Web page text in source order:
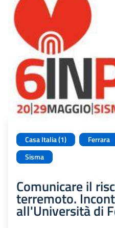
Casa Italia (1)
Ferrara
Sisma
Comunicare il
terremoto.
all'Università di